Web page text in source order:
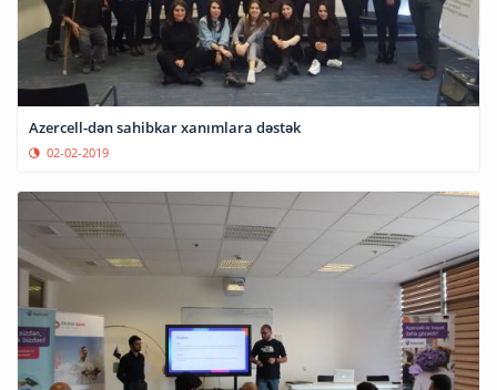
Azercell-dən sahibkar xanımlara dəstək
02-02-2019